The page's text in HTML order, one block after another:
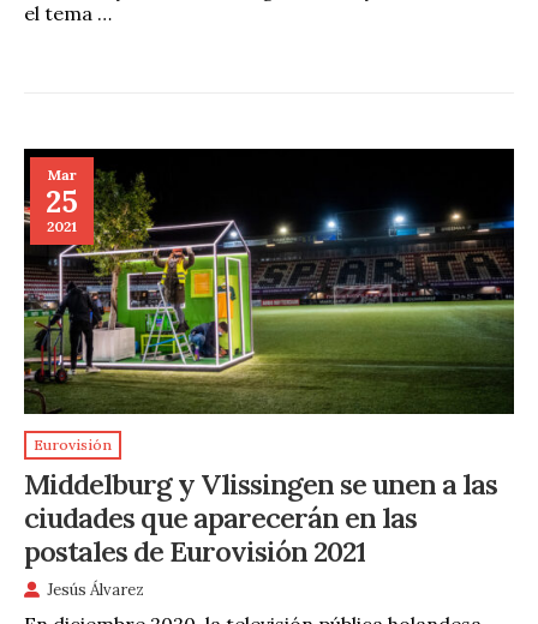
el tema …
Mar
25
2021
Eurovisión
Middelburg y Vlissingen se unen a las
ciudades que aparecerán en las
postales de Eurovisión 2021
Jesús Álvarez